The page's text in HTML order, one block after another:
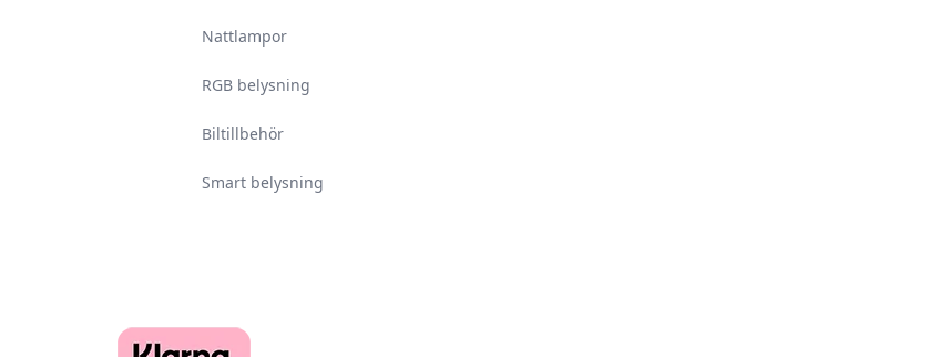
Nattlampor
RGB belysning
Biltillbehör
Smart belysning